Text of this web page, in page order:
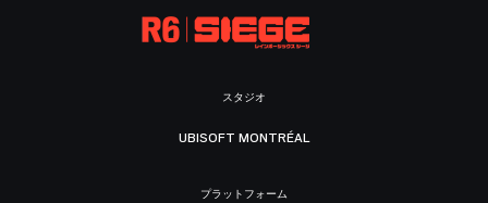
スタジオ
UBISOFT MONTRÉAL
プラットフォーム